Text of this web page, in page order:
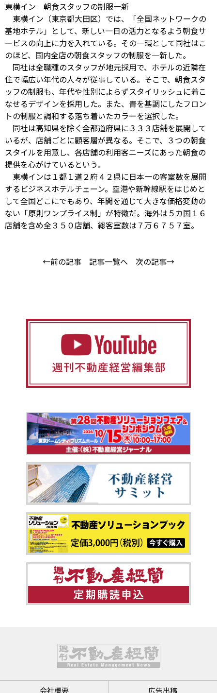
東横イン 朝食スタッフの制服一新
東横イン（東京都大田区）では、「全国ネットワークの
基地ホテル」として、新しい一日の活力となるよう朝食サ
ービスの向上に力を入れている。その一環として同社はこ
のほど、国内全店の朝食スタッフの制服を一新した。
同社は全職種のスタッフが地元採用で、ホテルの近隣在
住で幅広い年代の人々が従事している。そこで、朝食スタ
ッフの制服も、年代や性別によらずスタイリッシュに着こ
なせるデザインを採用した。また、青を基調にしたフロン
トの制服と調和する落ち着いたカラーを選択した。
同社は高知県を除く全都道府県に３３３店舗を展開して
いるが、店舗ごとに顧客層が異なる。そこで、３つの朝食
スタイルを用意し、各店舗の利用客ニーズにあった朝食の
提供を心がけているという。
東横インは１都１道２府４２県に日本一の客室数を展開
するビジネスホテルチェーン。空港や新幹線駅をはじめと
して全国どこにでもあり、年間を通じて大きな価格変動の
ない「原則ワンプライス制」が特徴だ。海外は５カ国１６
店舗を含め全３５０店舗、総客室数は７万６７５７室。
←前の記事 記事一覧へ 次の記事→
会社概要 広告出稿